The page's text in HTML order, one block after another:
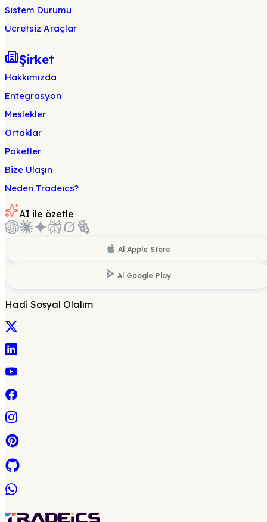
Sistem Durumu
Ücretsiz Araçlar
Şirket
Hakkımızda
Entegrasyon
Meslekler
Ortaklar
Paketler
Bize Ulaşın
Neden Tradeics?
AI ile özetle
Al Apple Store
Al Google Play
Hadi Sosyal Olalım